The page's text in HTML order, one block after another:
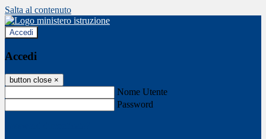
Salta al contenuto
Accedi
Accedi
button close ×
Nome Utente
Password